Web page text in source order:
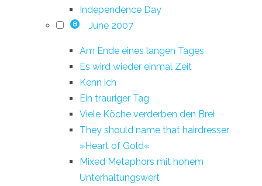
Independence Day
8 June 2007
Am Ende eines langen Tages
Es wird wieder einmal Zeit
Kenn ich
Ein trauriger Tag
Viele Köche verderben den Brei
They should name that hairdresser
»Heart of Gold«
Mixed Metaphors mit hohem
Unterhaltungswert